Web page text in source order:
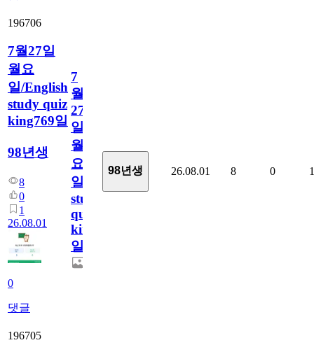
196706
7월27일
월요
일/English
study quiz
king769일
98년생
8
0
1
26.08.01
0
댓글
7
월
27
일
월
요
일/English
study
quiz
king769
일
98년생 26.08.01 8 0 1
196705